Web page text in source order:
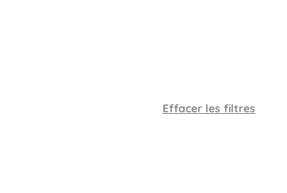
Effacer les filtres